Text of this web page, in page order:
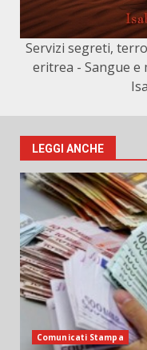
Servizi segreti,
eritrea - Sangue e
LEGGI ANCHE
Comunicati Stampa